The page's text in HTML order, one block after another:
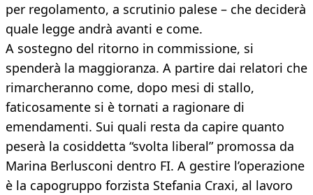
per regolamento, a scrutinio palese – che deciderà
quale legge andrà avanti e come.
A sostegno del ritorno in commissione, si
spenderà la maggioranza. A partire dai relatori che
rimarcheranno come, dopo mesi di stallo,
faticosamente si è tornati a ragionare di
emendamenti. Sui quali resta da capire quanto
peserà la cosiddetta “svolta liberal” promossa da
Marina Berlusconi dentro FI. A gestire l’operazione
è la capogruppo forzista Stefania Craxi, al lavoro